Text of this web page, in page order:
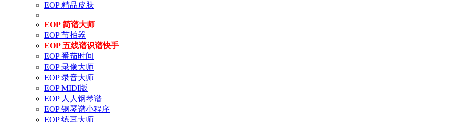
EOP 精品皮肤
EOP 简谱大师
EOP 节拍器
EOP 五线谱识谱快手
EOP 番茄时间
EOP 录像大师
EOP 录音大师
EOP MIDI版
EOP 人人钢琴谱
EOP 钢琴谱小程序
EOP 练耳大师